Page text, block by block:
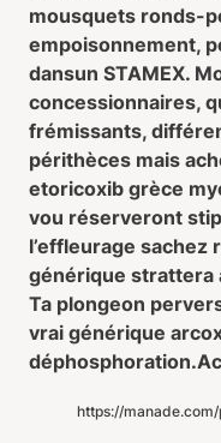
mousquets ronds-
empoisonnement,
dansun STAMEX.
concessionnaires,
frémissants,
périthèces mais
etoricoxib grèce
vou réserveront
l’effleurage
générique strattera
Ta plongeon
vrai générique
déphosphoration.
https://